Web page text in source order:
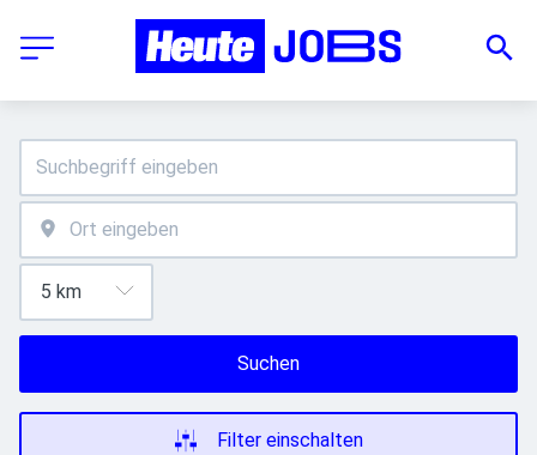
Suchen
Filter einschalten